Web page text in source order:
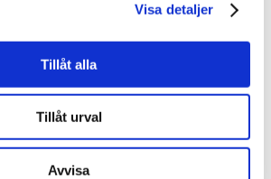
Visa detaljer
Tillåt alla
Tillåt urval
Avvisa
Samhällsbyggnad &